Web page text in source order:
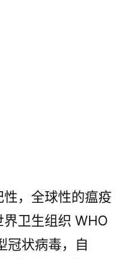
，全球性的瘟疫
卫生组织 WHO
冠状病毒，自